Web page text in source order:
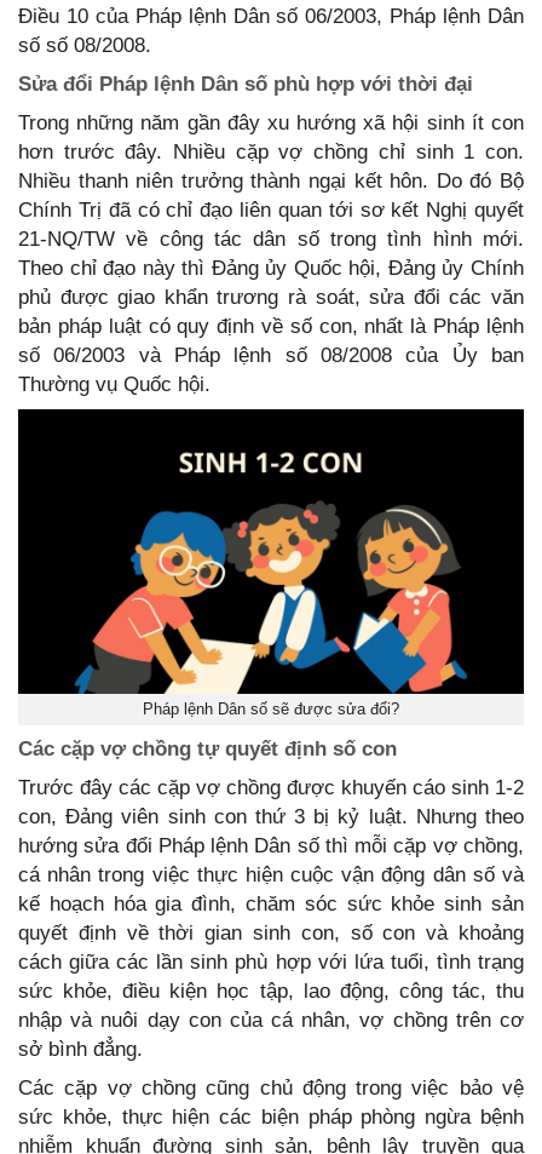
Điều 10 của Pháp lệnh Dân số 06/2003, Pháp lệnh Dân
số số 08/2008.
Sửa đổi Pháp lệnh Dân số phù hợp với thời đại
Trong những năm gần đây xu hướng xã hội sinh ít con
hơn trước đây. Nhiều cặp vợ chồng chỉ sinh 1 con.
Nhiều thanh niên trưởng thành ngại kết hôn. Do đó Bộ
Chính Trị đã có chỉ đạo liên quan tới sơ kết Nghị quyết
21-NQ/TW về công tác dân số trong tình hình mới.
Theo chỉ đạo này thì Đảng ủy Quốc hội, Đảng ủy Chính
phủ được giao khẩn trương rà soát, sửa đổi các văn
bản pháp luật có quy định về số con, nhất là Pháp lệnh
số 06/2003 và Pháp lệnh số 08/2008 của Ủy ban
Thường vụ Quốc hội.
Pháp lệnh Dân số sẽ được sửa đổi?
Các cặp vợ chồng tự quyết định số con
Trước đây các cặp vợ chồng được khuyến cáo sinh 1-2
con, Đảng viên sinh con thứ 3 bị kỷ luật. Nhưng theo
hướng sửa đổi Pháp lệnh Dân số thì mỗi cặp vợ chồng,
cá nhân trong việc thực hiện cuộc vận động dân số và
kế hoạch hóa gia đình, chăm sóc sức khỏe sinh sản
quyết định về thời gian sinh con, số con và khoảng
cách giữa các lần sinh phù hợp với lứa tuổi, tình trạng
sức khỏe, điều kiện học tập, lao động, công tác, thu
nhập và nuôi dạy con của cá nhân, vợ chồng trên cơ
sở bình đẳng.
Các cặp vợ chồng cũng chủ động trong việc bảo vệ
sức khỏe, thực hiện các biện pháp phòng ngừa bệnh
nhiễm khuẩn đường sinh sản, bệnh lây truyền qua